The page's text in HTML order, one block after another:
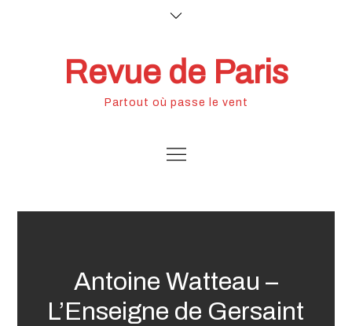
Revue de Paris
Partout où passe le vent
Antoine Watteau –
L’Enseigne de Gersaint